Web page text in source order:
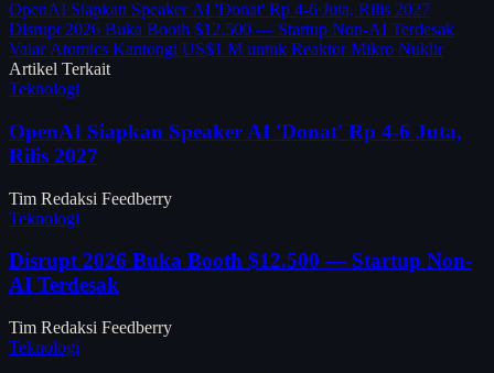
OpenAI Siapkan Speaker AI 'Donat' Rp 4-6 Juta, Rilis 2027
Disrupt 2026 Buka Booth $12.500 — Startup Non-AI Terdesak
Valar Atomics Kantongi US$1 M untuk Reaktor Mikro Nuklir
Artikel Terkait
Teknologi
OpenAI Siapkan Speaker AI 'Donat' Rp 4-6 Juta,
Rilis 2027
Tim Redaksi Feedberry
Teknologi
Disrupt 2026 Buka Booth $12.500 — Startup Non-
AI Terdesak
Tim Redaksi Feedberry
Teknologi